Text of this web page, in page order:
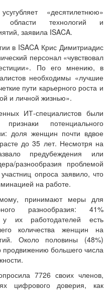
«десятилетнюю»
области технологий и
заявила ISACA.
в ISACA Крис Димитриадис
персонал «чувствовал
По его мнению, в
необходимы «лучшие
пути карьерного роста и
и личной жизнью».
ИТ-специалистов были
потенциального
доля женщин почти вдвое
до 35 лет. Несмотря на
предубеждения или
разнообразия проблемой
опроса заявило, что
на работе.
принимают меры для
разнообразия: 41%
их работодателей есть
количества женщин на
Около половины (48%)
большего числа
7726 своих членов,
цифрового доверия, как